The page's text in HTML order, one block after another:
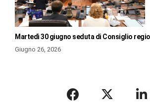
Martedì 30 giugno seduta di Consiglio
Giugno 26, 2026